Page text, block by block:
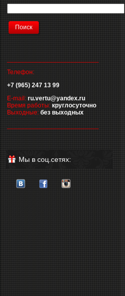
Vertu Signature Touch
Vertu Constellation Touch
Телефон:
+7 (965) 247 13 99
E-mail: ru.vertu@yandex.ru
Время работы: круглосуточно
Выходные: без выходных
Мы в соц.сетях: